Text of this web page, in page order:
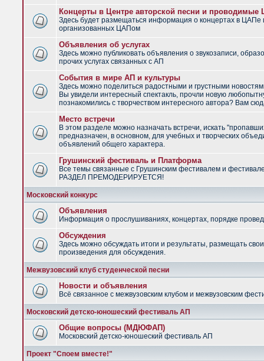
Концерты в Центре авторской песни и
Здесь будет размещаться информация о концертах в ЦАПе
организованных ЦАПом
Объявления об услугах
Здесь можно публиковать объявления о звукозаписи,
прочих услугах связанных с АП
События в мире АП и культуры
Здесь можно поделиться радостными и грустными
Вы увидели интересный спектакль, прочли новую
познакомились с творчеством интересного автора? Вам
Место встречи
В этом разделе можно назначать встречи, искать
предназначен, в основном, для учебных и творческих
объявлений общего характера.
Грушинский фестиваль и Платформа
Все темы связанные с Грушинским фестивалем и
РАЗДЕЛ ПРЕМОДЕРИРУЕТСЯ!
Московский конкурс
Объявления
Информация о прослушиваниях, концертах, порядке
Обсуждения
Здесь можно обсуждать итоги и результаты, размещать
произведения для обсуждения.
Межвузовский клуб студенческой песни
Новости и объявления
Всё связанное с межвузовским клубом и межвузовским
Московский детско-юношеский фестиваль АП
Общие вопросы (МДЮФАП)
Московский детско-юношеский фестиваль АП
Проект "Споем вместе!"